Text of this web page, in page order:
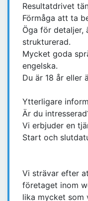
Resultatdrivet
Förmåga att ta
Öga för detaljer,
strukturerad.
Mycket goda
engelska.
Du är 18 år eller
Ytterligare
Är du
Vi erbjuder en
Start och
Vi strävar efter
företaget inom
lika mycket som